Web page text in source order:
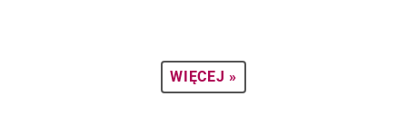
WIĘCEJ »